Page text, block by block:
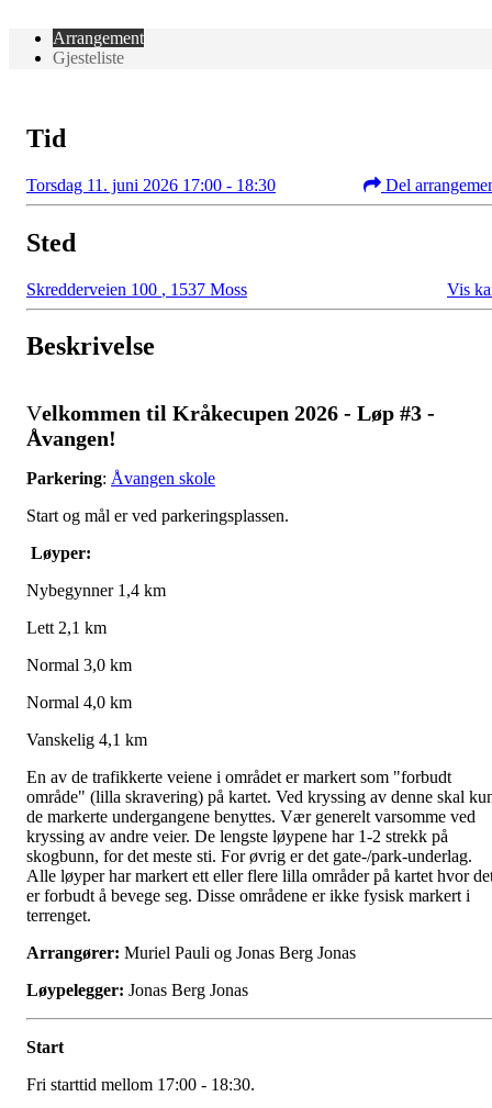
Arrangement
Gjesteliste
Tid
Torsdag 11. juni 2026 17:00 - 18:30 Del
Sted
Skredderveien 100 , 1537 Moss Vis
Beskrivelse
Velkommen til Kråkecupen 2026 - Løp #3 -
Åvangen!
Parkering: Åvangen skole
Start og mål er ved parkeringsplassen.
Løyper:
Nybegynner 1,4 km
Lett 2,1 km
Normal 3,0 km
Normal 4,0 km
Vanskelig 4,1 km
En av de trafikkerte veiene i området er markert som "forbudt
område" (lilla skravering) på kartet. Ved kryssing av denne skal
de markerte undergangene benyttes. Vær generelt varsomme ved
kryssing av andre veier. De lengste løypene har 1-2 strekk på
skogbunn, for det meste sti. For øvrig er det gate-/park-underlag.
Alle løyper har markert ett eller flere lilla områder på kartet hvor
er forbudt å bevege seg. Disse områdene er ikke fysisk markert i
terrenget.
Arrangører: Muriel Pauli og Jonas Berg Jonas
Løypelegger: Jonas Berg Jonas
Start
Fri starttid mellom 17:00 - 18:30.